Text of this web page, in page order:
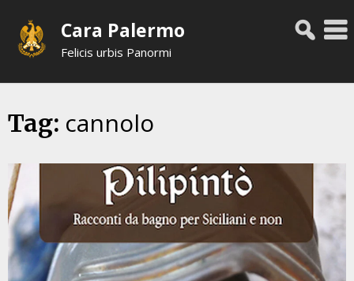
content
Cara Palermo
Felicis urbis Panormi
Tag: cannolo